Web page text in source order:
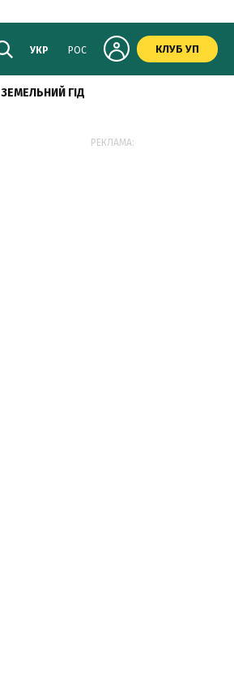
УКР РОС КЛУБ УП
ЗЕМЕЛЬНИЙ ГІД
РЕКЛАМА: